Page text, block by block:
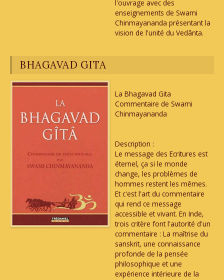
l'ouvrage avec des
enseignements de Swami
Chinmayananda présentant la
vision de l'unité du Vedânta.
BHAGAVAD GITA
La Bhagavad Gita
Commentaire de Swami
Chinmayananda
Description :
Le message des Ecritures est
éternel, ça si le monde
change, les problèmes de
hommes restent les mêmes.
Et c'est l'art du commentaire
qui rend ce message
accessible et vivant. En Inde,
trois critère font l'autorité d'un
commentaire : La maîtrise du
sanskrit, une connaissance
profonde de la pensée
philosophique et une
expérience intérieure de la